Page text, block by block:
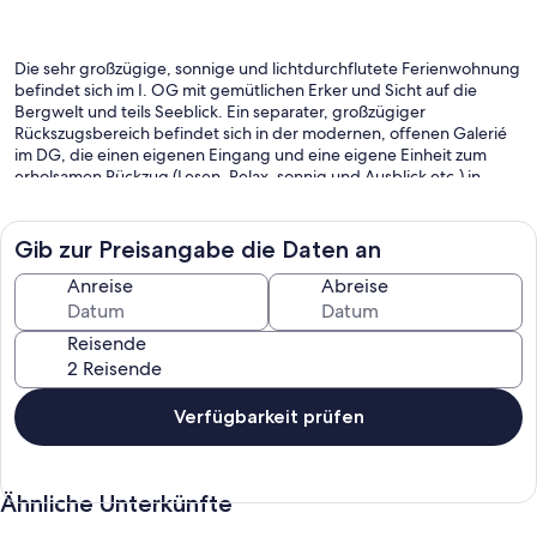
Die sehr großzügige, sonnige und lichtdurchflutete Ferienwohnung
befindet sich im I. OG mit gemütlichen Erker und Sicht auf die
Bergwelt und teils Seeblick. Ein separater, großzügiger
Rückszugsbereich befindet sich in der modernen, offenen Galerié
im DG, die einen eigenen Eingang und eine eigene Einheit zum
erholsamen Rückzug (Lesen, Relax, sonnig und Ausblick etc.) in
Das großzügige, helle Wohnzimmer bietet aus jedem Winkel eine
attraktive Aussicht auf die Berge und Natur, eine vollwertige Küche,
Diele, modernes Schlafzimmer mit Boxspringbett, neues modernes
Badezimmer mit Badewanne, Dusche und WC garantiert Ihnen
erholsames Ferienwohnen mit dem Wohnen wie Zuhause-Gefühl.
Wohnzimmer mit Erker und schönster Aussicht, geschützer Balkon
Gib zur Preisangabe die Daten an
Anreise Abreise
Reisende
Verfügbarkeit prüfen
Ähnliche Unterkünfte